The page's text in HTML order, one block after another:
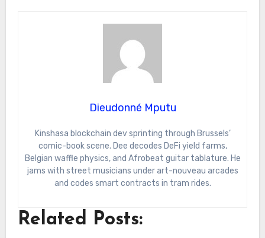
Dieudonné Mputu
Kinshasa blockchain dev sprinting through Brussels’
comic-book scene. Dee decodes DeFi yield farms,
Belgian waffle physics, and Afrobeat guitar tablature. He
jams with street musicians under art-nouveau arcades
and codes smart contracts in tram rides.
Related Posts: